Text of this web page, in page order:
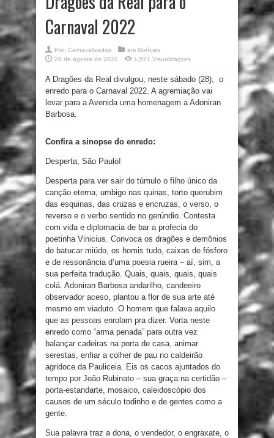
Carnaval 2022
Por: Carnavalizados em Notícias
28 de agosto de 2021
1,571 Visualizaçoes
A Dragões da Real divulgou, neste sábado (28), o
enredo para o Carnaval 2022. A agremiação vai
levar para a Avenida uma homenagem a Adoniran
Barbosa.
Confira a sinopse do enredo:
Desperta, São Paulo!
Desperta para ver sair do túmulo o filho único da
canção eterna, umbigo nas quinas, torto querubim
das esquinas, das cruzas e encruzas, o verso, o
reverso e o verbo sentido no gerúndio. Contesta
com vida e diplomacia de bar a profecia do
poetinha Vinicius. Convoca os dragões e demônios
do batucar miúdo, os homis tudo, caixas de fósforo
e de ressonância d’uma poesia rueira – aí, sim, a
sua perfeita tradução. Quais, quais, quais, quais
colá. Adoniran Barbosa andarilho, candeeiro
observador aceso, plantou a flor de sua arte até
mesmo em viaduto. O homem que falava aquilo
que as pessoas enrolam pra dizer. Vorta neste
enredo como “arma penada” para outra vez
balançar cadeiras na porta de casa, animar
serestas, enfiar a colher de pau no caldeirão
agridoce da Pauliceia. Eis os cacos ajuntados do
tempo por João Rubinato – sua graça na certidão –
porta-estandarte, mosaico, caleidoscópio dos
causos de um século todinho e de gentes como a
gente.
Sua palavra traz a dona, o vendedor, o engraxate, o